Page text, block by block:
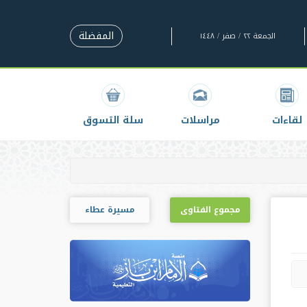
الجمعة ٢٢ / صفر / ١٤٤٨ المفضلة
لقاءات مراسلات سلة التسوق
مجموع الفتاوى مسيرة عطاء